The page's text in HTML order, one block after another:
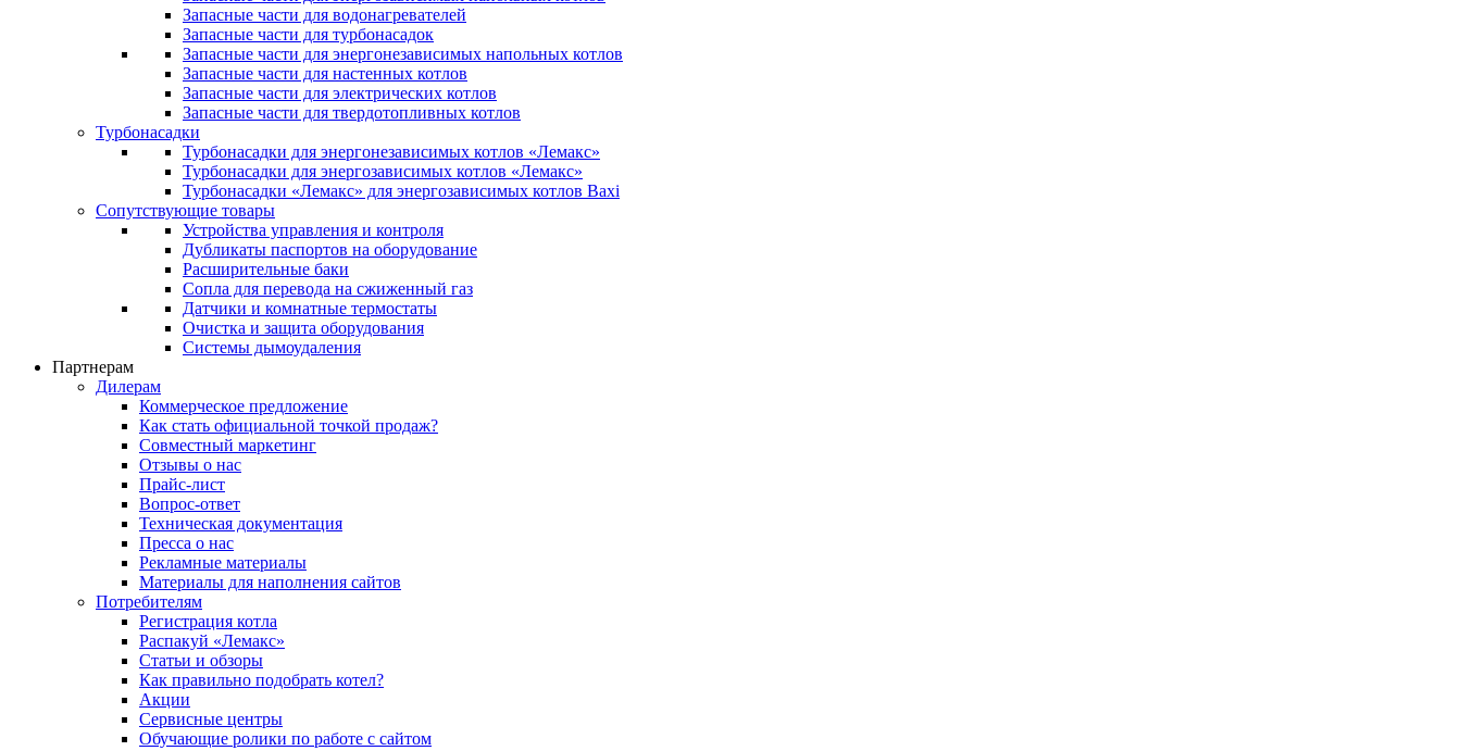
Запасные части для водонагревателей
Запасные части для турбонасадок
Запасные части для энергонезависимых напольных котлов
Запасные части для настенных котлов
Запасные части для электрических котлов
Запасные части для твердотопливных котлов
Турбонасадки
Турбонасадки для энергонезависимых котлов «Лемакс»
Турбонасадки для энергозависимых котлов «Лемакс»
Турбонасадки «Лемакс» для энергозависимых котлов Baxi
Сопутствующие товары
Устройства управления и контроля
Дубликаты паспортов на оборудование
Расширительные баки
Сопла для перевода на сжиженный газ
Датчики и комнатные термостаты
Очистка и защита оборудования
Системы дымоудаления
Партнерам
Дилерам
Коммерческое предложение
Как стать официальной точкой продаж?
Совместный маркетинг
Отзывы о нас
Прайс-лист
Вопрос-ответ
Техническая документация
Пресса о нас
Рекламные материалы
Материалы для наполнения сайтов
Потребителям
Регистрация котла
Распакуй «Лемакс»
Статьи и обзоры
Как правильно подобрать котел?
Акции
Сервисные центры
Обучающие ролики по работе с сайтом